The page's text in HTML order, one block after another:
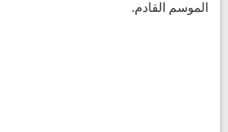
الموسم القادم.